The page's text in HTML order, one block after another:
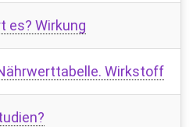
es? Wirkung
Wirkstoff